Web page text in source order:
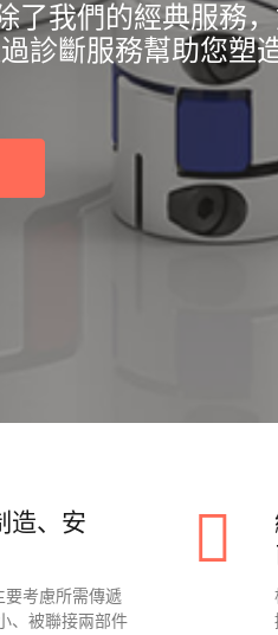
了我們的經典服務
診斷服務幫助您塑
造、安
要考慮所需傳遞
、被聯接兩部件